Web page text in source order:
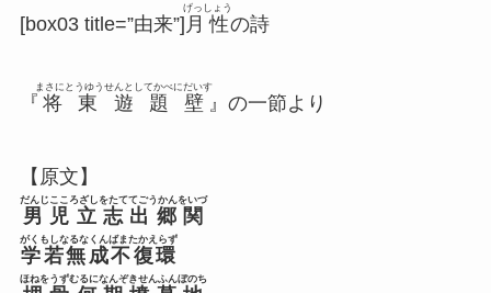
[box03 title=”由来”] 月性
げっしょう
の詩
『 将東遊題壁
まさにとうゆうせんとしてかべにだいす
』の一節より
【原文】
男児立志出郷関
だんじこころざしをたててごうかんをいづ
学若無成不復環
がくもしなるなくんばまたかえらず
ほねをうずむるになんぞきせんふんぼのち